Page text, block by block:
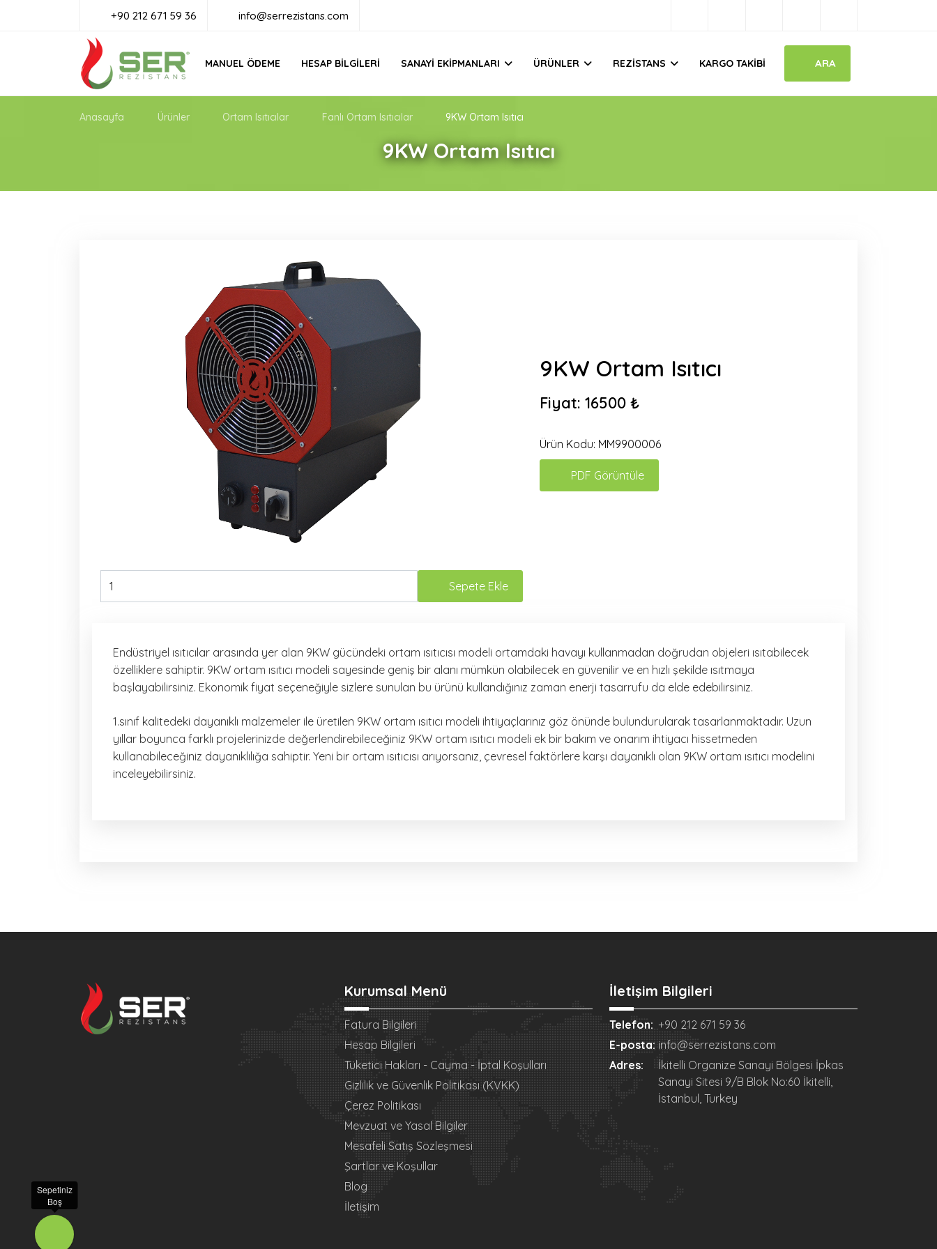
+90 212 671 59 36 info@serrezistans.com
MANUEL ÖDEME HESAP BILGILERI SANAYI EKIPMANLARI ÜRÜNLER REZISTANS KARGO TAKIBI ARA
9KW Ortam Isıtıcı
Anasayfa Ürünler Ortam Isıtıcılar Fanlı Ortam Isıtıcılar 9KW Ortam Isıtıcı
Sepete Ekle
9KW Ortam Isıtıcı
Fiyat: 16500 ₺
Ürün Kodu: MM9900006
PDF Görüntüle
Endüstriyel ısıtıcılar arasında yer alan 9KW gücündeki ortam ısıtıcısı modeli ortamdaki havayı kullanmadan doğrudan objeleri ısıtabilecek
özelliklere sahiptir. 9KW ortam ısıtıcı modeli sayesinde geniş bir alanı mümkün olabilecek en güvenilir ve en hızlı şekilde ısıtmaya
başlayabilirsiniz. Ekonomik fiyat seçeneğiyle sizlere sunulan bu ürünü kullandığınız zaman enerji tasarrufu da elde edebilirsiniz.
1.sınıf kalitedeki dayanıklı malzemeler ile üretilen 9KW ortam ısıtıcı modeli ihtiyaçlarınız göz önünde bulundurularak tasarlanmaktadır. Uzun
yıllar boyunca farklı projelerinizde değerlendirebileceğiniz 9KW ortam ısıtıcı modeli ek bir bakım ve onarım ihtiyacı hissetmeden
kullanabileceğiniz dayanıklılığa sahiptir. Yeni bir ortam ısıtıcısı arıyorsanız, çevresel faktörlere karşı dayanıklı olan 9KW ortam ısıtıcı modelini
inceleyebilirsiniz.
Kurumsal Menü
Fatura Bilgileri
Hesap Bilgileri
Tüketici Hakları - Cayma - İptal Koşulları
Gizlilik ve Güvenlik Politikası (KVKK)
Çerez Politikası
Mevzuat ve Yasal Bilgiler
Mesafeli Satış Sözleşmesi
Şartlar ve Koşullar
Blog
İletişim
İletişim Bilgileri
Telefon: +90 212 671 59 36
E-posta: info@serrezistans.com
Adres:
İkitelli Organize Sanayi Bölgesi İpkas
Sanayi Sitesi 9/B Blok No:60 İkitelli,
İstanbul, Turkey
Sepetiniz
Boş